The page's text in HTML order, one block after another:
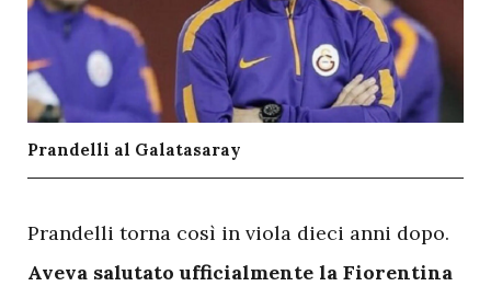
Prandelli al Galatasaray
Prandelli torna così in viola dieci anni dopo.
Aveva salutato ufficialmente la Fiorentina